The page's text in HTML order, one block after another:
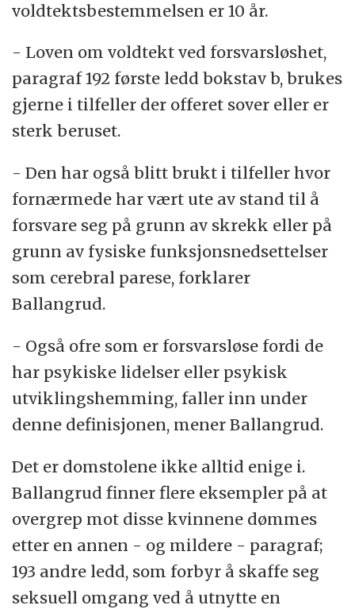
voldtektsbestemmelsen er 10 år.
- Loven om voldtekt ved forsvarsløshet,
paragraf 192 første ledd bokstav b, brukes
gjerne i tilfeller der offeret sover eller er
sterk beruset.
- Den har også blitt brukt i tilfeller hvor
fornærmede har vært ute av stand til å
forsvare seg på grunn av skrekk eller på
grunn av fysiske funksjonsnedsettelser
som cerebral parese, forklarer
Ballangrud.
- Også ofre som er forsvarsløse fordi de
har psykiske lidelser eller psykisk
utviklingshemming, faller inn under
denne definisjonen, mener Ballangrud.
Det er domstolene ikke alltid enige i.
Ballangrud finner flere eksempler på at
overgrep mot disse kvinnene dømmes
etter en annen - og mildere - paragraf;
193 andre ledd, som forbyr å skaffe seg
seksuell omgang ved å utnytte en